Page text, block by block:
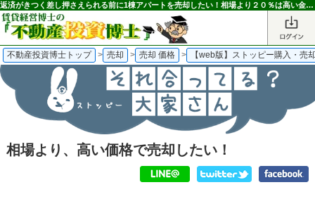
返済がきつく差し押さえられる前に1棟アパートを売却したい！相場より２０％は高い金額で売却！＜それ合ってる？大家さん＞｜不動産投資博士
不動産投資博士トップ > 売却 > 売却 価格 > 【web版】ストッピー購入・売
相場より、高い価格で売却したい！